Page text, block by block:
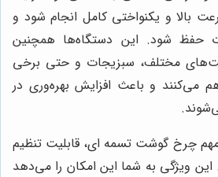
بالا و یکنواختی کامل انجام شود و
حفظ شود. این دستگاه‌ها همچنین
مختلف، سبزیجات و حتی برخی
می‌کنند و باعث افزایش بهره‌وری در
چرخ گوشت تسمه ای، قابلیت تنظیم
ویژگی به شما این امکان را می‌دهد